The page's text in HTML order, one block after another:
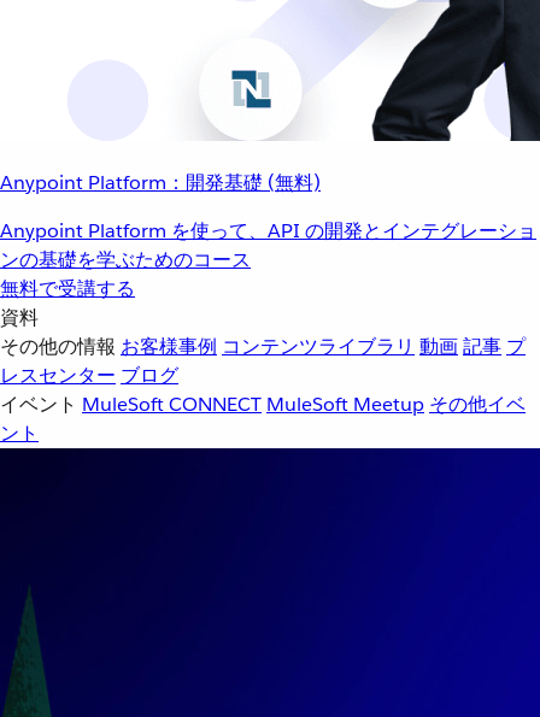
Anypoint Platform：開発基礎 (無料)
Anypoint Platform を使って、API の開発とインテグレーショ
ンの基礎を学ぶためのコース
無料で受講する
資料
その他の情報 お客様事例 コンテンツライブラリ 動画記事 プ
レスセンター ブログ
イベント MuleSoft CONNECT MuleSoft Meetup その他イベ
ント